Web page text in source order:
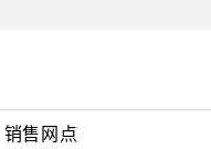
销售网点